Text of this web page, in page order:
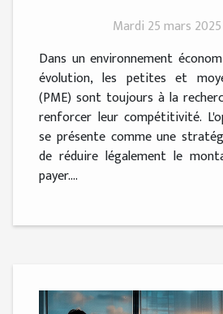
Mardi 25 mars 2025
Dans un environnement
évolution, les petites et
(PME) sont toujours à la
renforcer leur compétitivité.
se présente comme une
de réduire légalement le
payer....